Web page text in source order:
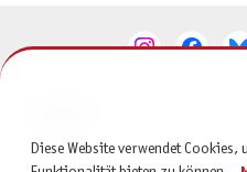
SERVICE
Diese Website verwendet Cookies,